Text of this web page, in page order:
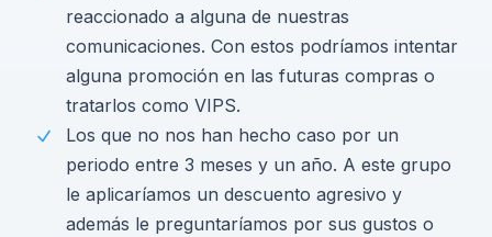
reaccionado a alguna de nuestras
comunicaciones. Con estos podríamos intentar
alguna promoción en las futuras compras o
tratarlos como VIPS.
Los que no nos han hecho caso por un
periodo entre 3 meses y un año. A este grupo
le aplicaríamos un descuento agresivo y
además le preguntaríamos por sus gustos o